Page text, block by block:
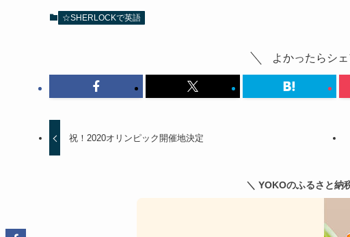
☆SHERLOCKで英語
よかったらシェ
祝！2020オリンピック開催地決定
＼ YOKOのふるさと納